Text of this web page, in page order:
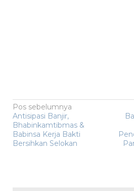
Navigasi
pos
Pos sebelumnya
Antisipasi Banjir,
Bhabinkamtibmas &
Babinsa Kerja Bakti
Bersihkan Selokan